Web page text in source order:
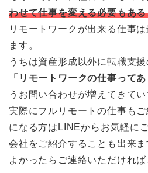
わせて仕事を変える必要もあ
リモートワークが出来る仕事
ます。
うちは資産形成以外に転職支
「リモートワークの仕事ってあ
うお問い合わせが増えてきてい
実際にフルリモートの仕事も
になる方はLINEからお気軽に
会社をご紹介することも出来ま
よかったらご連絡いただければ